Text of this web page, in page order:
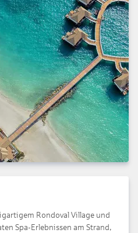
Rondoval Village und
Spa-Erlebnissen am Strand,